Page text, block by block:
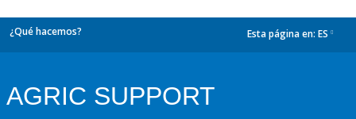
¿Qué hacemos? Esta página en: ES
AGRIC SUPPORT